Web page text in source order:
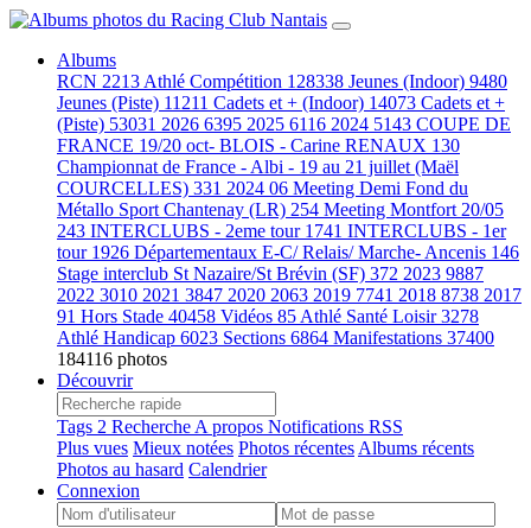
Albums
RCN 2213 Athlé Compétition 128338 Jeunes (Indoor) 9480
Jeunes (Piste) 11211 Cadets et + (Indoor) 14073 Cadets et +
(Piste) 53031 2026 6395 2025 6116 2024 5143 COUPE DE
FRANCE 19/20 oct- BLOIS - Carine RENAUX 130
Championnat de France - Albi - 19 au 21 juillet (Maël
COURCELLES) 331 2024 06 Meeting Demi Fond du
Métallo Sport Chantenay (LR) 254 Meeting Montfort 20/05
243 INTERCLUBS - 2eme tour 1741 INTERCLUBS - 1er
tour 1926 Départementaux E-C/ Relais/ Marche- Ancenis 146
Stage interclub St Nazaire/St Brévin (SF) 372 2023 9887
2022 3010 2021 3847 2020 2063 2019 7741 2018 8738 2017
91 Hors Stade 40458 Vidéos 85 Athlé Santé Loisir3278
Athlé Handicap 6023 Sections 6864 Manifestations 37400
184116 photos
Découvrir
Tags 2 Recherche A propos Notifications RSS
Plus vues Mieux notées Photos récentes Albums récents
Photos au hasard Calendrier
Connexion